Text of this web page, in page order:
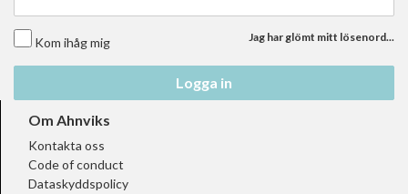
Kom ihåg mig Jag har glömt mitt lösenord...
Logga in
Om Ahnviks
Kontakta oss
Code of conduct
Dataskyddspolicy